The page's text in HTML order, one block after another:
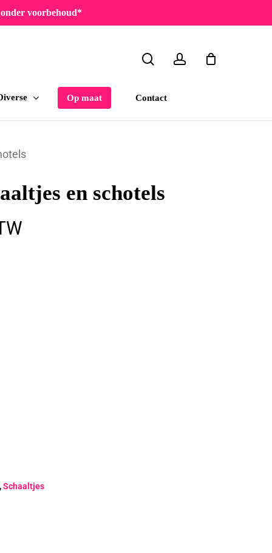
voorbehoud*
Op maat Contact
en schotels
Schaaltjes